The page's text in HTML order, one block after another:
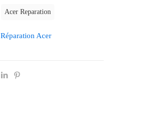
Réparation Acer
Acer Reparation